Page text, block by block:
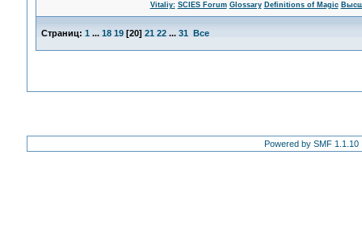
Vitaliy: SCIES Forum Glossary Definitions of Magic
Страниц: 1 ... 18 19[20] 21 22 ... 31 Все
Powered by SMF 1.1.10